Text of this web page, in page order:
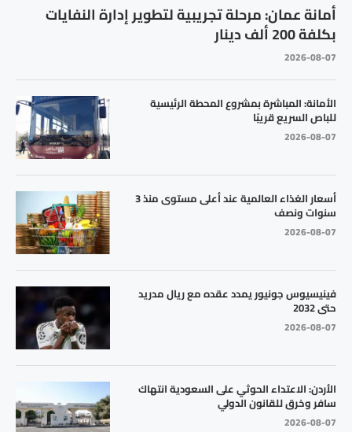
أمانة عمان: مرحلة تجريبية لتطوير إدارة النفايات
بكلفة 200 ألف دينار
2026-08-07
الأمانة: المباشرة بمشروع المحطة الرئيسية
للباص السريع قريبًا
2026-08-07
أسعار الغذاء العالمية عند أعلى مستوى منذ 3
سنوات ونصف
2026-08-07
فينيسيوس جونيور يمدد عقده مع ريال مدريد
حتى 2032
2026-08-07
الأردن: الاعتداء الحوثي على السعودية انتهاك
سافر وخرق للقانون الدولي
2026-08-07